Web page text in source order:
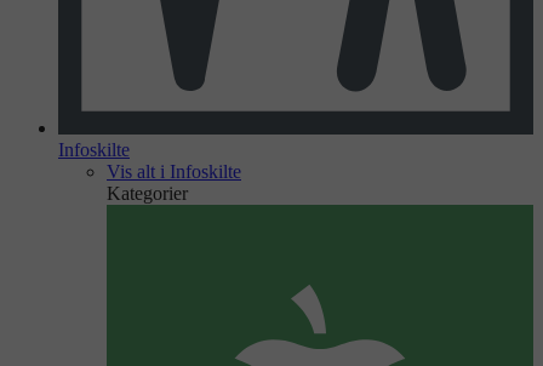
Infoskilte
Vis alt i Infoskilte
Kategorier